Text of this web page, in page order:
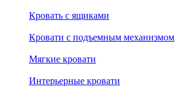
Кровать с ящиками
Кровати с подъемным механизмом
Мягкие кровати
Интерьерные кровати